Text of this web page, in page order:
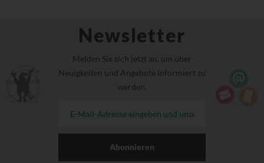
Newsletter
Melden Sie sich jetzt an, um über
Neuigkeiten und Angebote informiert zu
werden.
Abonnieren